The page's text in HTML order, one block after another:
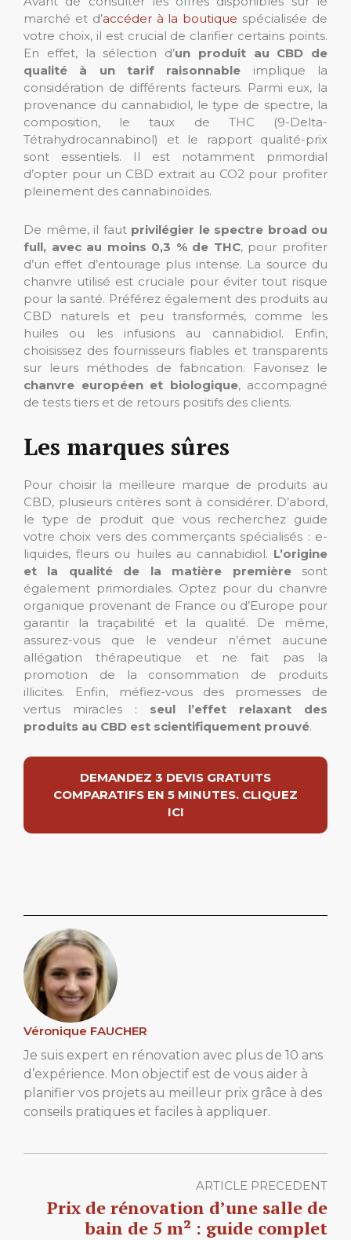
marché et d’accéder à la boutique spécialisée de
votre choix, il est crucial de clarifier certains points.
En effet, la sélection d’un produit au CBD de
qualité à un tarif raisonnable implique la
considération de différents facteurs. Parmi eux, la
provenance du cannabidiol, le type de spectre, la
composition, le taux de THC (9-Delta-
Tétrahydrocannabinol) et le rapport qualité-prix
sont essentiels. Il est notamment primordial
d’opter pour un CBD extrait au CO2 pour profiter
pleinement des cannabinoïdes.
De même, il faut privilégier le spectre broad ou
full, avec au moins 0,3 % de THC, pour profiter
d’un effet d’entourage plus intense. La source du
chanvre utilisé est cruciale pour éviter tout risque
pour la santé. Préférez également des produits au
CBD naturels et peu transformés, comme les
huiles ou les infusions au cannabidiol. Enfin,
choisissez des fournisseurs fiables et transparents
sur leurs méthodes de fabrication. Favorisez le
chanvre européen et biologique, accompagné
de tests tiers et de retours positifs des clients.
Les marques sûres
Pour choisir la meilleure marque de produits au
CBD, plusieurs critères sont à considérer. D’abord,
le type de produit que vous recherchez guide
votre choix vers des commerçants spécialisés : e-
liquides, fleurs ou huiles au cannabidiol. L’origine
et la qualité de la matière première sont
également primordiales. Optez pour du chanvre
organique provenant de France ou d’Europe pour
garantir la traçabilité et la qualité. De même,
assurez-vous que le vendeur n’émet aucune
allégation thérapeutique et ne fait pas la
promotion de la consommation de produits
illicites. Enfin, méfiez-vous des promesses de
vertus miracles : seul l’effet relaxant des
produits au CBD est scientifiquement prouvé.
DEMANDEZ 3 DEVIS GRATUITS
COMPARATIFS EN 5 MINUTES. CLIQUEZ
ICI
Véronique FAUCHER
Je suis expert en rénovation avec plus de 10 ans
d’expérience. Mon objectif est de vous aider à
planifier vos projets au meilleur prix grâce à des
conseils pratiques et faciles à appliquer.
ARTICLE PRECEDENT
Prix de rénovation d’une salle de
bain de 5 m² : guide complet